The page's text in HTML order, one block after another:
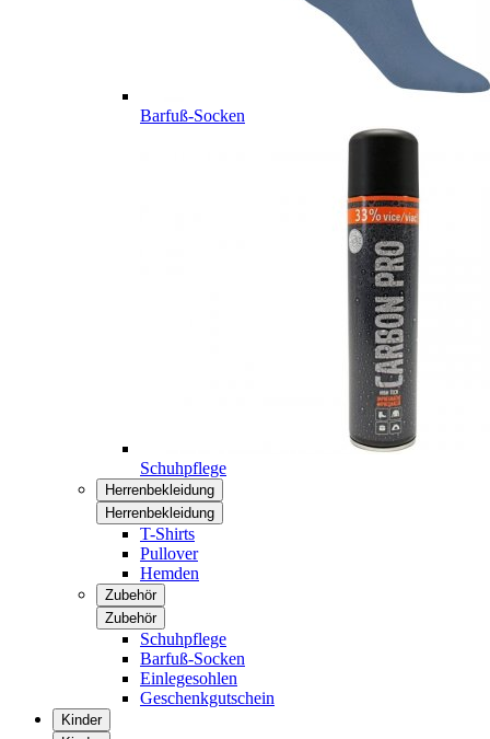
Barfuß-Socken
Schuhpflege
Herrenbekleidung
Herrenbekleidung
T-Shirts
Pullover
Hemden
Zubehör
Zubehör
Schuhpflege
Barfuß-Socken
Einlegesohlen
Geschenkgutschein
Kinder